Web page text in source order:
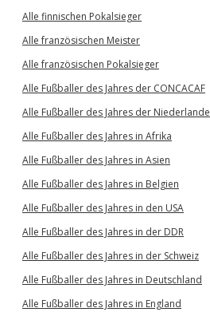
Alle finnischen Pokalsieger
Alle französischen Meister
Alle französischen Pokalsieger
Alle Fußballer des Jahres der CONCACAF
Alle Fußballer des Jahres der Niederlande
Alle Fußballer des Jahres in Afrika
Alle Fußballer des Jahres in Asien
Alle Fußballer des Jahres in Belgien
Alle Fußballer des Jahres in den USA
Alle Fußballer des Jahres in der DDR
Alle Fußballer des Jahres in der Schweiz
Alle Fußballer des Jahres in Deutschland
Alle Fußballer des Jahres in England